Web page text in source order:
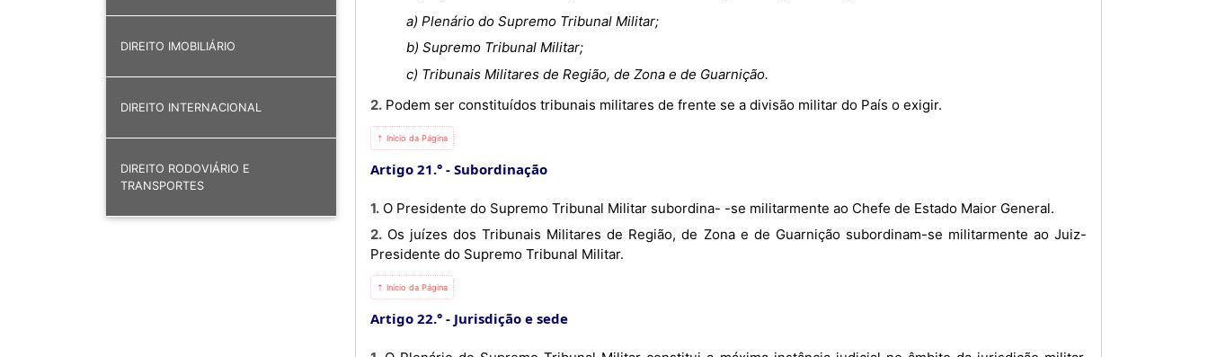
DIREITO IMOBILIÁRIO
DIREITO INTERNACIONAL
DIREITO RODOVIÁRIO E
TRANSPORTES
a) Plenário do Supremo Tribunal Militar;
b) Supremo Tribunal Militar;
c) Tribunais Militares de Região, de Zona e de Guarnição.
2. Podem ser constituídos tribunais militares de frente se a divisão militar do País o exigir.
⇡ Início da Página
Artigo 21.° Subordinação
1. O Presidente do Supremo Tribunal Militar subordina- -se militarmente ao Chefe de Estado Maior General.
2. Os juízes dos Tribunais Militares de Região, de Zona e de Guarnição subordinam-se militarmente ao Juiz-
Presidente do Supremo Tribunal Militar.
⇡ Início da Página
Artigo 22.° Jurisdição e sede